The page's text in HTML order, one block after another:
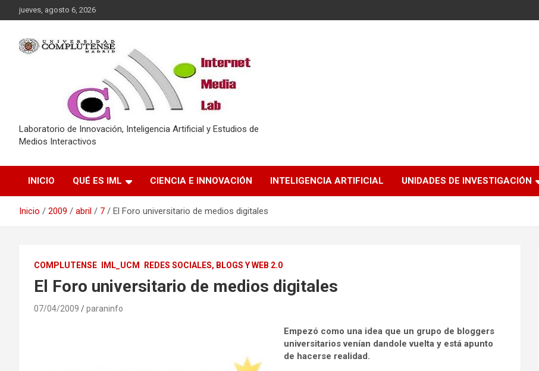
Saltar
al
jueves, agosto 6, 2026
Laboratorio de Innovación, Inteligencia Artificial y Estudios de
Medios Interactivos
INICIO QUÉ ES IML CIENCIA E INNOVACIÓN INTELIGENCIA ARTIFICIAL UNIDADES DE INVESTIGACIÓN
Inicio 2009 abril 7 El Foro universitario de medios digitales
COMPLUTENSE IML_UCM REDES SOCIALES, BLOGS Y WEB 2.0
El Foro universitario de medios digitales
07/04/2009 paraninfo
Empezó como una idea que un grupo de bloggers
universitarios venían dandole vuelta y está apunto
de hacerse realidad.